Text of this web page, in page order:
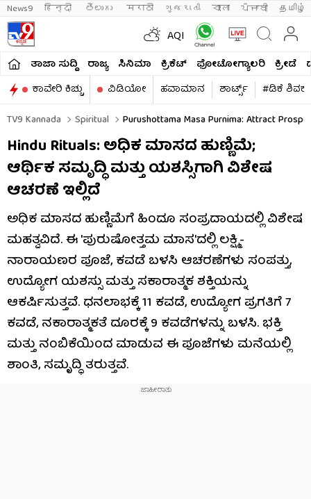
News9 हिन्दी తెలుగు मराठी ગુજરાતી বাংলা ਪੰਜਾਬੀ தமிழ்
AQI
ತಾಜಾ ಸುದ್ದಿ ರಾಜ್ಯ ಸಿನಿಮಾ ಕ್ರಿಕೆಟ್​ ಫೋಟೋಗ್ಯಾಲರಿ ಕ್ರೀಡೆ
ಕಾವೇರಿ ಕಿಚ್ಚು
ವಿಡಿಯೋ ಹವಾಮಾನ ಶಾರ್ಟ್ಸ್​
#ಡಿಕೆ
TV9 Kannada
Spiritual Purushottama Masa Purnima: Attract
Hindu Rituals: ಅಧಿಕ ಮಾಸದ ಹುಣ್ಣಿಮೆ;
ಆರ್ಥಿಕ ಸಮೃದ್ಧಿ ಮತ್ತು ಯಶಸ್ಸಿಗಾಗಿ ವಿಶೇಷ
ಆಚರಣೆ ಇಲ್ಲಿದೆ
ಅಧಿಕ ಮಾಸದ ಹುಣ್ಣಿಮೆಗೆ ಹಿಂದೂ ಸಂಪ್ರದಾಯದಲ್ಲಿ ವಿಶೇಷ
ಮಹತ್ವವಿದೆ. ಈ 'ಪುರುಷೋತ್ತಮ ಮಾಸ'ದಲ್ಲಿ ಲಕ್ಷ್ಮಿ-
ನಾರಾಯಣರ ಪೂಜೆ, ಕವಡೆ ಬಳಸಿ ಆಚರಣೆಗಳು ಸಂಪತ್ತು,
ಉದ್ಯೋಗ ಯಶಸ್ಸು ಮತ್ತು ಸಕಾರಾತ್ಮಕ ಶಕ್ತಿಯನ್ನು
ಆಕರ್ಷಿಸುತ್ತವೆ. ಧನಲಾಭಕ್ಕೆ 11 ಕವಡೆ, ಉದ್ಯೋಗ ಪ್ರಗತಿಗೆ 7
ಕವಡೆ, ನಕಾರಾತ್ಮಕತೆ ದೂರಕ್ಕೆ 9 ಕವಡೆಗಳನ್ನು ಬಳಸಿ. ಭಕ್ತಿ
ಮತ್ತು ನಂಬಿಕೆಯಿಂದ ಮಾಡುವ ಈ ಪೂಜೆಗಳು ಮನೆಯಲ್ಲಿ
ಶಾಂತಿ, ಸಮೃದ್ಧಿ ತರುತ್ತವೆ.